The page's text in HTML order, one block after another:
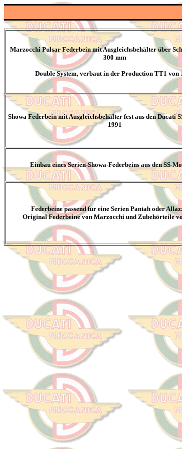
Marzocchi Pulsar Federbein mit Ausgleichsbehälter über
300 mm
Double System, verbaut in der Production TT1 von
Showa Federbein mit Ausgleichsbehälter fest aus den Ducati
1991
Einbau eines Serien-Showa-Federbeins aus den SS-
Federbeine passend für eine Serien Pantah oder
Original Federbeine von Marzocchi und Zubehörteile